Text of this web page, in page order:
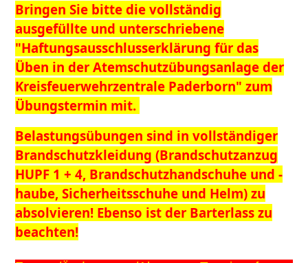
Bringen Sie bitte die vollständig
ausgefüllte und unterschriebene
"Haftungsausschlusserklärung für das
Üben in der Atemschutzübungsanlage der
Kreisfeuerwehrzentrale Paderborn" zum
Übungstermin mit.
Belastungsübungen sind in vollständiger
Brandschutzkleidung (Brandschutzanzug
HUPF 1 + 4, Brandschutzhandschuhe und -
haube, Sicherheitsschuhe und Helm) zu
absolvieren! Ebenso ist der Barterlass zu
beachten!